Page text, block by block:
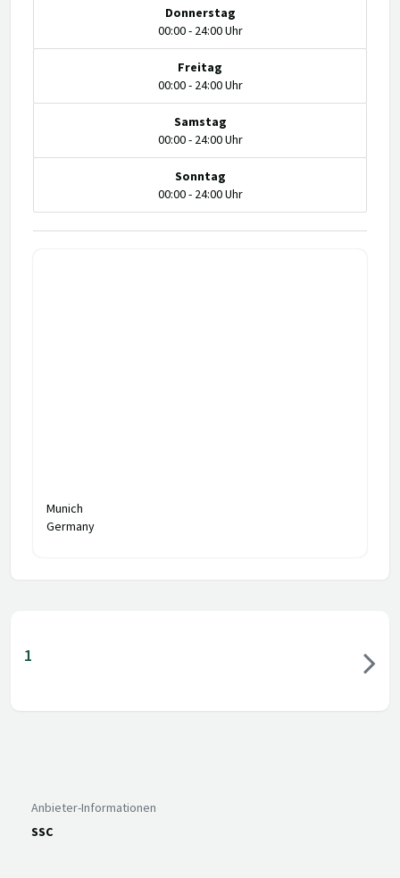
Donnerstag
00:00 - 24:00 Uhr
Freitag
00:00 - 24:00 Uhr
Samstag
00:00 - 24:00 Uhr
Sonntag
00:00 - 24:00 Uhr
Munich
Germany
1
Anbieter-Informationen
SSC